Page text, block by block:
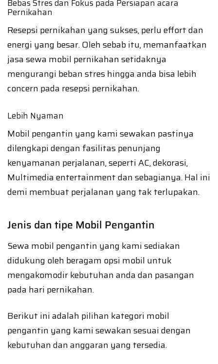
Bebas Stres dan Fokus pada Persiapan acara
Pernikahan
Resepsi pernikahan yang sukses, perlu effort dan
energi yang besar. Oleh sebab itu, memanfaatkan
jasa sewa mobil pernikahan setidaknya
mengurangi beban stres hingga anda bisa lebih
concern pada resepsi pernikahan.
Lebih Nyaman
Mobil pengantin yang kami sewakan pastinya
dilengkapi dengan fasilitas penunjang
kenyamanan perjalanan, seperti AC, dekorasi,
Multimedia entertainment dan sebagianya. Hal ini
demi membuat perjalanan yang tak terlupakan.
Jenis dan tipe Mobil Pengantin
Sewa mobil pengantin yang kami sediakan
didukung oleh beragam opsi mobil untuk
mengakomodir kebutuhan anda dan pasangan
pada hari pernikahan.
Berikut ini adalah pilihan kategori mobil
pengantin yang kami sewakan sesuai dengan
kebutuhan dan anggaran yang tersedia.